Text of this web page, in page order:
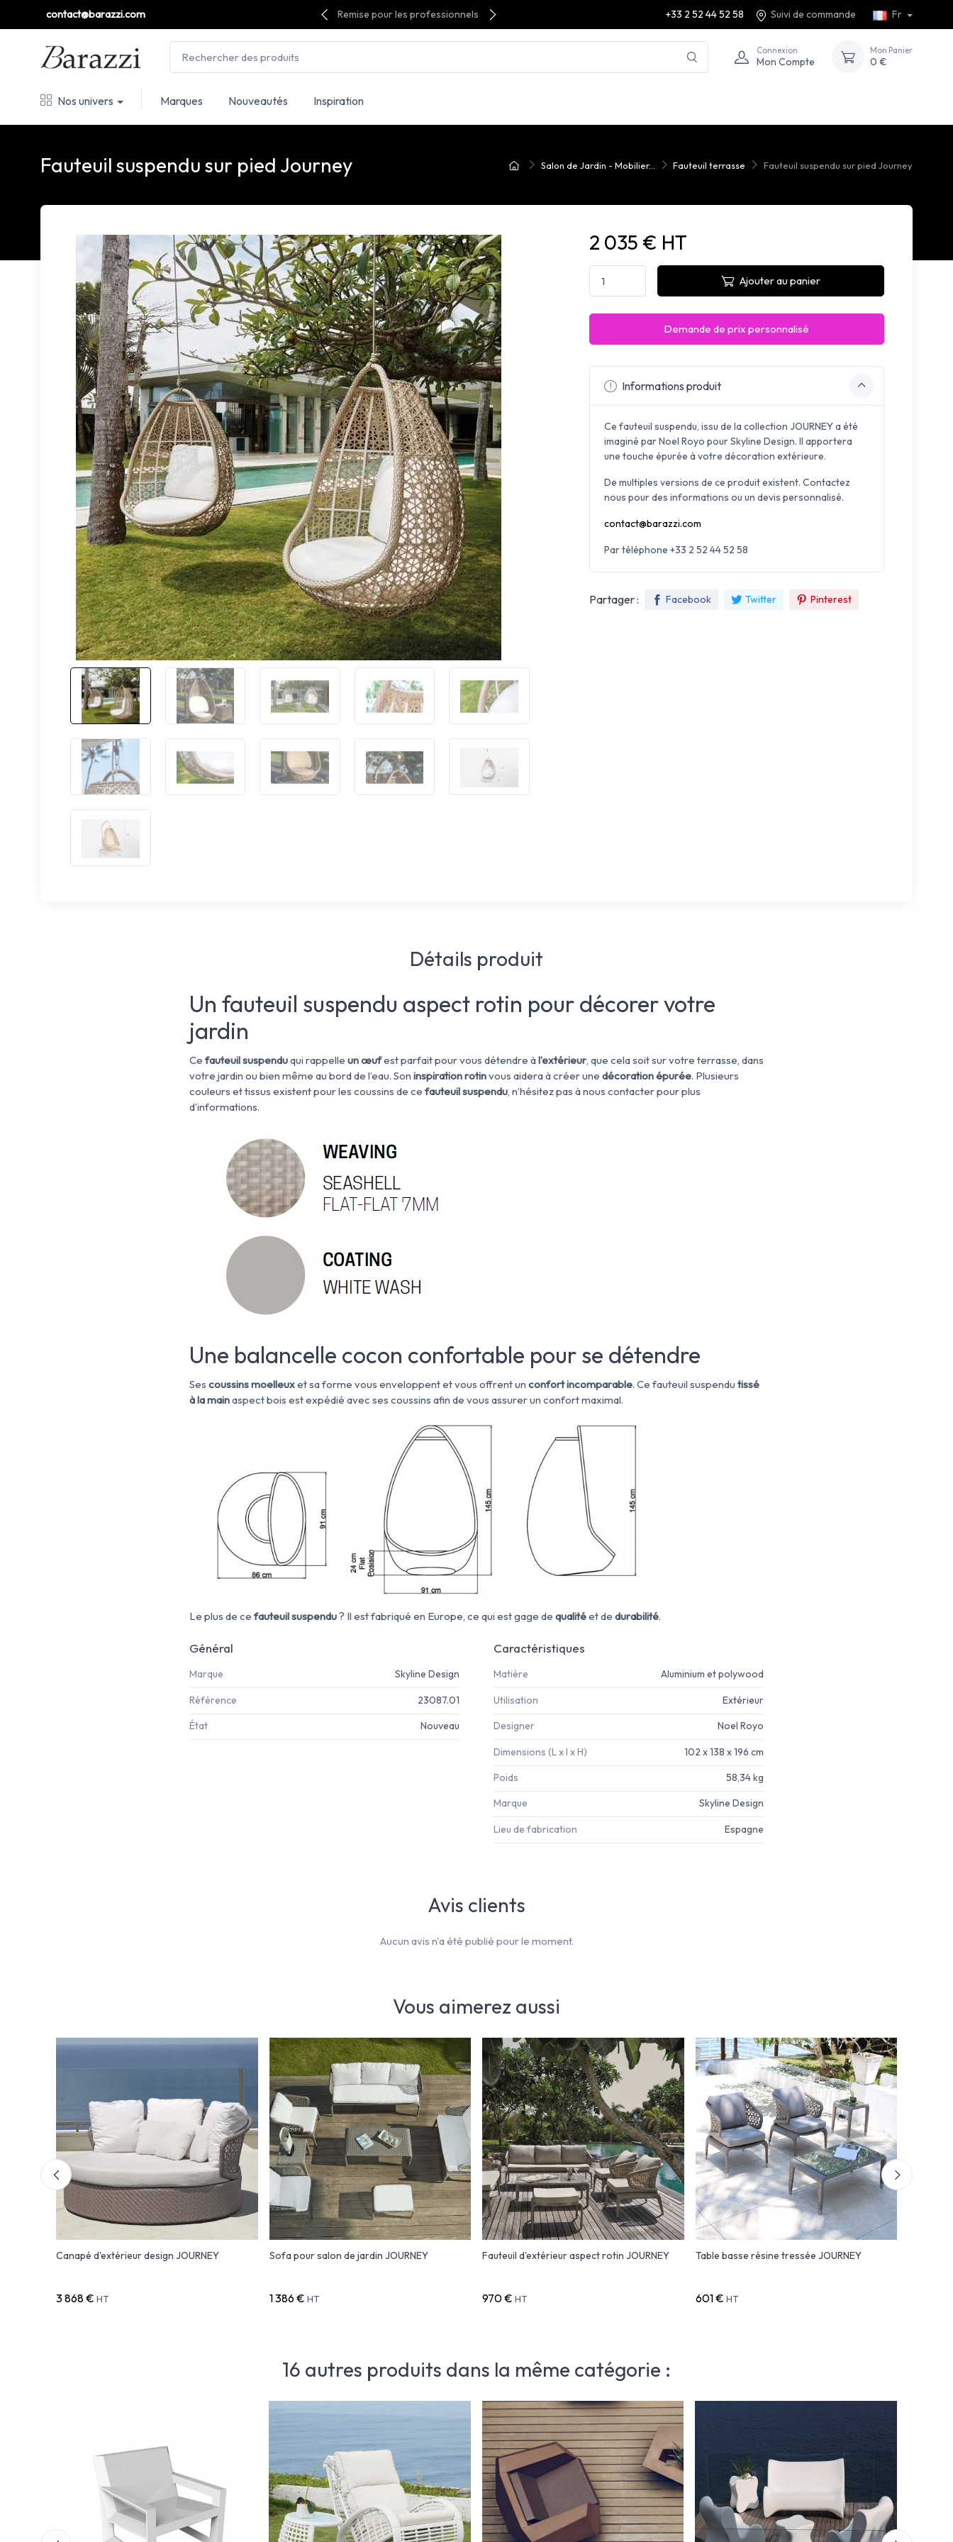
contact@barazzi.com Remise pour les professionnels +33 2 52 44 52 58 Suivi de commande Fr
Connexion
Mon Compte
Mon Panier
0 €
Nos univers Marques Nouveautés Inspiration
Salon de Jardin - Mobilier... Fauteuil terrasse Fauteuil suspendu sur pied Journey
Fauteuil suspendu sur pied Journey
2 035 € HT
Ajouter au panier
Demande de prix personnalisé
Informations produit
Ce fauteuil suspendu, issu de la collection JOURNEY a été
imaginé par Noel Royo pour Skyline Design. Il apportera
une touche épurée à votre décoration extérieure.
De multiples versions de ce produit existent. Contactez
nous pour des informations ou un devis personnalisé.
contact@barazzi.com
Par téléphone +33 2 52 44 52 58
Partager : Facebook Twitter Pinterest
Détails produit
Un fauteuil suspendu aspect rotin pour décorer votre
jardin
Ce fauteuil suspenduqui rappelle un œufest parfait pour vous détendre àl’extérieur, que cela soit sur votre terrasse, dans
votre jardin ou bien même au bord de l’eau. Son inspiration rotinvous aidera à créer une décoration épurée. Plusieurs
couleurs et tissus existent pour les coussins de ce fauteuil suspendu, n’hésitez pas à nous contacter pour plus
d’informations.
Une balancelle cocon confortable pour se détendre
Ses coussins moelleuxet sa forme vous enveloppent et vous offrent un confort incomparable. Ce fauteuil suspendu tissé
à la mainaspect bois est expédié avec ses coussins afin de vous assurer un confort maximal.
Le plus de ce fauteuil suspendu? Il est fabriqué en Europe, ce qui est gage de qualitéet de durabilité.
Général
Marque Skyline Design
Référence 23087.01
État Nouveau
Caractéristiques
Matière Aluminium et polywood
Utilisation Extérieur
Designer Noel Royo
Dimensions (L x l x H) 102 x 138 x 196 cm
Poids 58,34 kg
Marque Skyline Design
Lieu de fabrication Espagne
Vous aimerez aussi
Canapé d'extérieur design JOURNEY
3 868 € HT
Sofa pour salon de jardin JOURNEY
1 386 € HT
Fauteuil d'extérieur aspect rotin JOURNEY
970 € HT
Table basse résine tressée JOURNEY
601 € HT
Avis clients
Aucun avis n'a été publié pour le moment.
16 autres produits dans la même catégorie :